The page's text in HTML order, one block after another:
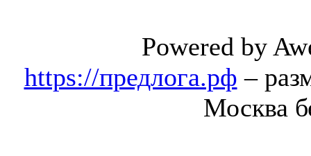
Powered by
https://предлога.рф –
Москва